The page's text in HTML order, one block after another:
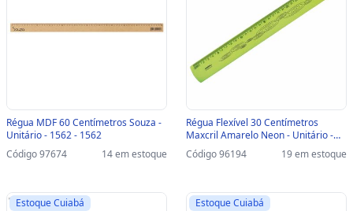
Régua MDF 60 Centímetros Souza -
Unitário - 1562 - 1562
Código 97674
14 em estoque
Régua Flexível 30 Centímetros
Maxcril Amarelo Neon - Unitário -
10270053 - 10270053
Código 96194 19 em estoque
Estoque Cuiabá Estoque Cuiabá